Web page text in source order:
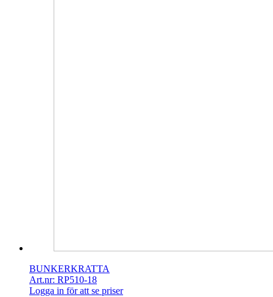
BUNKERKRATTA
Art.nr: RP510-18
Logga in för att se priser